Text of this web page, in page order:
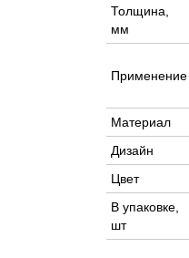
Толщина,
мм
Применение
Материал
Дизайн
Цвет
В упаковке,
шт